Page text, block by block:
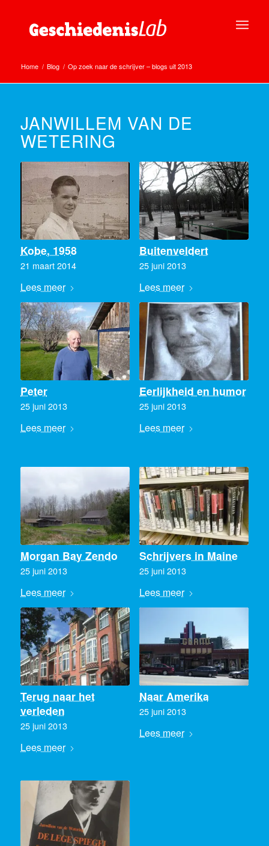
Home / Blog / Op zoek naar de schrijver – blogs uit 2013
JANWILLEM VAN DE
WETERING
Kobe, 1958
21 maart 2014
Lees meer
Buitenveldert
25 juni 2013
Lees meer
Peter
25 juni 2013
Lees meer
Eerlijkheid en humor
25 juni 2013
Lees meer
Morgan Bay Zendo
25 juni 2013
Lees meer
Schrijvers in Maine
25 juni 2013
Lees meer
Terug naar het
verleden
25 juni 2013
Lees meer
Naar Amerika
25 juni 2013
Lees meer